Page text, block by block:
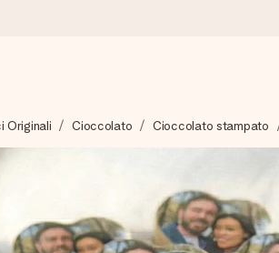
attenzione e lo spediamo in un lampo –
recensioni)
ci valutano 4,7 su Google Reviews.
Originali Cioccolato Cioccolato stampato